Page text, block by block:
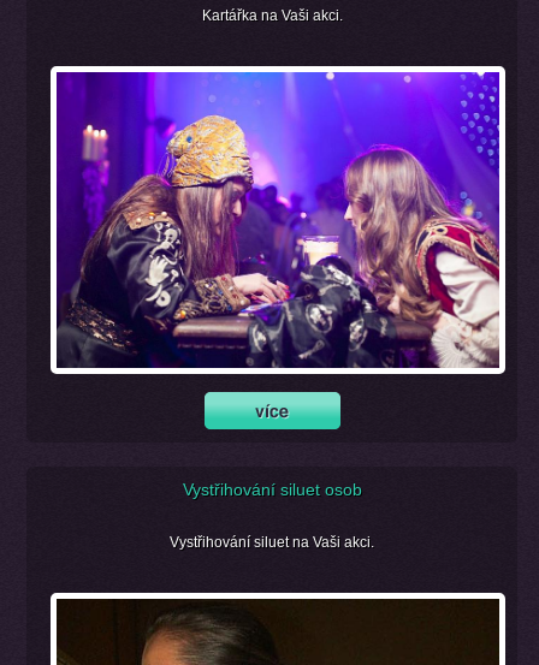
Kartářka na Vaši akci.
Vystřihování siluet osob
Vystřihování siluet na Vaši akci.